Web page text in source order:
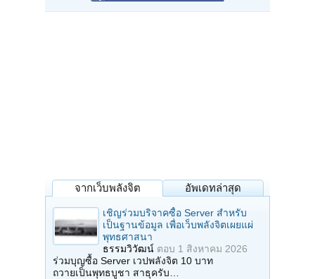
จากเว็บพลังจิต อัพเดทล่าสุด
เชิญร่วมบริจาคซื้อ Server สำหรับ
เป็นฐานข้อมูล เพื่อเว็บพลังจิตเผยแผ่
พุทธศาสนา
ธรรมวิวัฒน์ ตอบ 1 สิงหาคม 2026
ร่วมบุญซื้อ Server เวปพลังจิต 10 บาท
ถวายเป็นพุทธบูชา สาธุครับ…